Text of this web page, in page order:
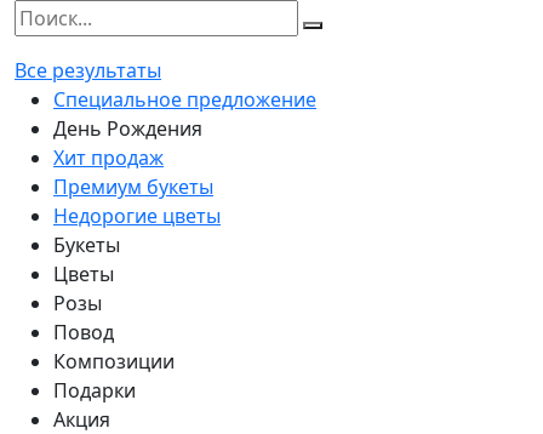
Все результаты
Специальное предложение
День Рождения
Хит продаж
Премиум букеты
Недорогие цветы
Букеты
Цветы
Розы
Повод
Композиции
Подарки
Акция